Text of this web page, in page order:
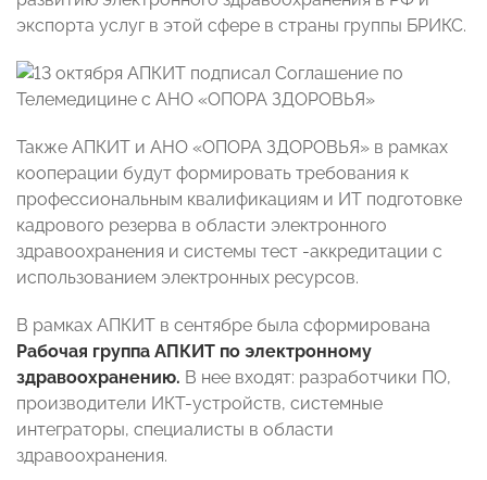
экспорта услуг в этой сфере в страны группы БРИКС.
Также АПКИТ и АНО «ОПОРА ЗДОРОВЬЯ» в рамках
кооперации будут формировать требования к
профессиональным квалификациям и ИТ подготовке
кадрового резерва в области электронного
здравоохранения и системы тест -аккредитации с
использованием электронных ресурсов.
В рамках АПКИТ в сентябре была сформирована
Рабочая группа АПКИТ по электронному
здравоохранению. В нее входят: разработчики ПО,
производители ИКТ-устройств, системные
интеграторы, специалисты в области
здравоохранения.